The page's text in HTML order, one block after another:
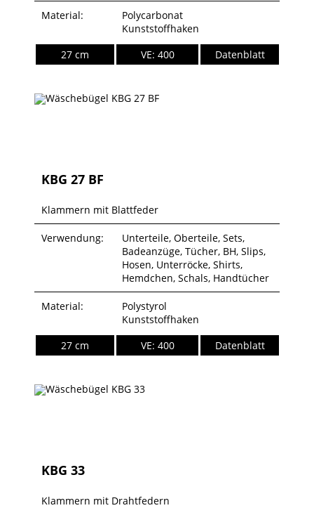
Material:
Polycarbonat
Kunststoffhaken
27 cm
VE: 400 Datenblatt
KBG 27 BF
Klammern mit Blattfeder
Verwendung:
Unterteile, Oberteile, Sets,
Badeanzüge, Tücher, BH, Slips,
Hosen, Unterröcke, Shirts,
Hemdchen, Schals, Handtücher
Material:
Polystyrol
Kunststoffhaken
27 cm
VE: 400 Datenblatt
KBG 33
Klammern mit Drahtfedern